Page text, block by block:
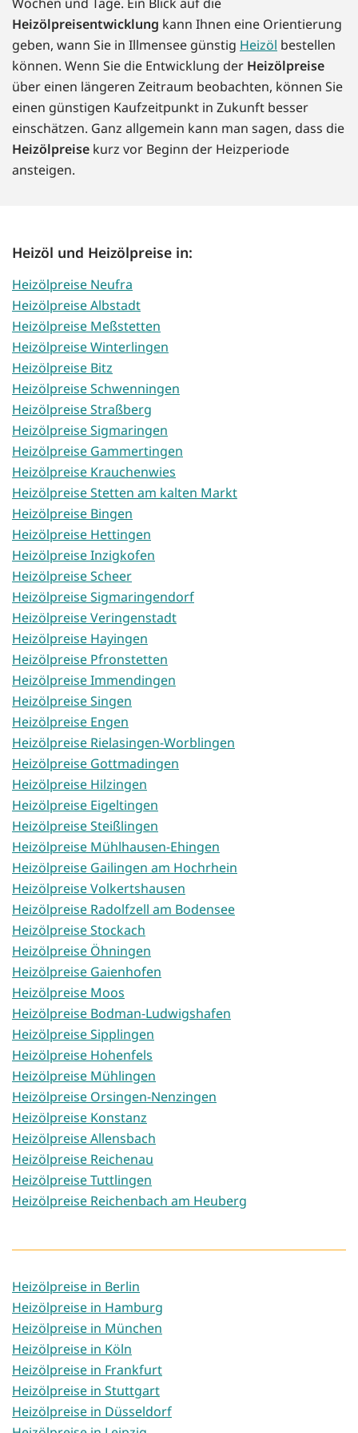
Heizölpreisentwicklung kann Ihnen eine Orientierung
geben, wann Sie in Illmensee günstig Heizöl bestellen
können. Wenn Sie die Entwicklung der Heizölpreise
über einen längeren Zeitraum beobachten, können Sie
einen günstigen Kaufzeitpunkt in Zukunft besser
einschätzen. Ganz allgemein kann man sagen, dass die
Heizölpreise kurz vor Beginn der Heizperiode
ansteigen.
Heizöl und Heizölpreise in:
Heizölpreise Neufra
Heizölpreise Albstadt
Heizölpreise Meßstetten
Heizölpreise Winterlingen
Heizölpreise Bitz
Heizölpreise Schwenningen
Heizölpreise Straßberg
Heizölpreise Sigmaringen
Heizölpreise Gammertingen
Heizölpreise Krauchenwies
Heizölpreise Stetten am kalten Markt
Heizölpreise Bingen
Heizölpreise Hettingen
Heizölpreise Inzigkofen
Heizölpreise Scheer
Heizölpreise Sigmaringendorf
Heizölpreise Veringenstadt
Heizölpreise Hayingen
Heizölpreise Pfronstetten
Heizölpreise Immendingen
Heizölpreise Singen
Heizölpreise Engen
Heizölpreise Rielasingen-Worblingen
Heizölpreise Gottmadingen
Heizölpreise Hilzingen
Heizölpreise Eigeltingen
Heizölpreise Steißlingen
Heizölpreise Mühlhausen-Ehingen
Heizölpreise Gailingen am Hochrhein
Heizölpreise Volkertshausen
Heizölpreise Radolfzell am Bodensee
Heizölpreise Stockach
Heizölpreise Öhningen
Heizölpreise Gaienhofen
Heizölpreise Moos
Heizölpreise Bodman-Ludwigshafen
Heizölpreise Sipplingen
Heizölpreise Hohenfels
Heizölpreise Mühlingen
Heizölpreise Orsingen-Nenzingen
Heizölpreise Konstanz
Heizölpreise Allensbach
Heizölpreise Reichenau
Heizölpreise Tuttlingen
Heizölpreise Reichenbach am Heuberg
Heizölpreise in Berlin
Heizölpreise in Hamburg
Heizölpreise in München
Heizölpreise in Köln
Heizölpreise in Frankfurt
Heizölpreise in Stuttgart
Heizölpreise in Düsseldorf